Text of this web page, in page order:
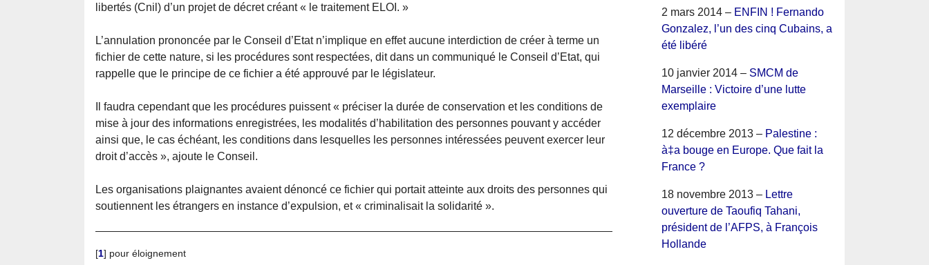
libertés (Cnil) d’un projet de décret créant « le traitement ELOI. »
L’annulation prononcée par le Conseil d’Etat n’implique en effet aucune interdiction de créer à terme un
fichier de cette nature, si les procédures sont respectées, dit dans un communiqué le Conseil d’Etat, qui
rappelle que le principe de ce fichier a été approuvé par le législateur.
Il faudra cependant que les procédures puissent « préciser la durée de conservation et les conditions de
mise à jour des informations enregistrées, les modalités d’habilitation des personnes pouvant y accéder
ainsi que, le cas échéant, les conditions dans lesquelles les personnes intéressées peuvent exercer leur
droit d’accès », ajoute le Conseil.
Les organisations plaignantes avaient dénoncé ce fichier qui portait atteinte aux droits des personnes qui
soutiennent les étrangers en instance d’expulsion, et « criminalisait la solidarité ».
[1] pour éloignement
2 mars 2014 – ENFIN ! Fernando
Gonzalez, l’un des cinq Cubains, a
été libéré
10 janvier 2014 – SMCM de
Marseille : Victoire d’une lutte
exemplaire
12 décembre 2013 – Palestine :
à‡a bouge en Europe. Que fait la
France ?
18 novembre 2013 – Lettre
ouverture de Taoufiq Tahani,
président de l’AFPS, à François
Hollande